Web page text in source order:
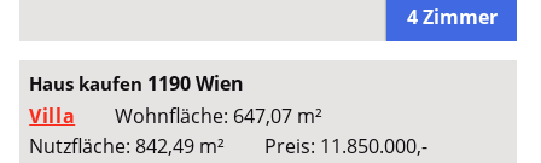
4 Zimmer
Haus kaufen 1190 Wien
Villa
Wohnfläche: 647,07 m²
Nutzfläche: 842,49 m²
Preis: 11.850.000,-